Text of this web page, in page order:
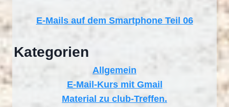
E-Mails auf dem Smartphone Teil 06
Kategorien
Allgemein
E-Mail-Kurs mit Gmail
Material zu club-Treffen.